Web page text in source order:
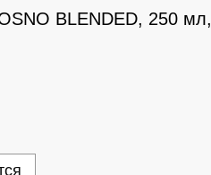
BLENDED, 250 мл,